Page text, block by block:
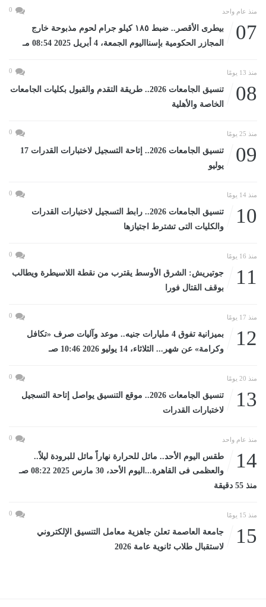
منذ عام واحد 0
07
بيطرى الأقصر.. ضبط ١٨٥ كيلو جرام لحوم مذبوحة خارج
المجازر الحكومية بإسنااليوم الجمعة، 4 أبريل 2025 08:54 مـ
منذ 13 يومًا 0
08
تنسيق الجامعات 2026.. طريقة التقدم والقبول بكليات الجامعات
الخاصة والأهلية
منذ 25 يومًا 0
09
تنسيق الجامعات 2026.. إتاحة التسجيل لاختبارات القدرات 17
يوليو
منذ 14 يومًا 0
10
تنسيق الجامعات 2026.. رابط التسجيل لاختبارات القدرات
والكليات التى تشترط اجتيازها
منذ 16 يومًا 0
11
جوتيريش: الشرق الأوسط يقترب من نقطة اللاسيطرة ويطالب
بوقف القتال فورا
منذ 17 يومًا 0
12
بميزانية تفوق 4 مليارات جنيه.. موعد وآليات صرف «تكافل
وكرامة» عن شهر... الثلاثاء، 14 يوليو 2026 10:46 صـ
منذ 20 يومًا 0
13
تنسيق الجامعات 2026.. موقع التنسيق يواصل إتاحة التسجيل
لاختبارات القدرات
منذ عام واحد 0
14
طقس اليوم الأحد.. مائل للحرارة نهاراً مائل للبرودة ليلاً..
والعظمى فى القاهرة...اليوم الأحد، 30 مارس 2025 08:22 صـ
منذ 55 دقيقة
منذ 15 يومًا 0
15
جامعة العاصمة تعلن جاهزية معامل التنسيق الإلكتروني
لاستقبال طلاب ثانوية عامة 2026